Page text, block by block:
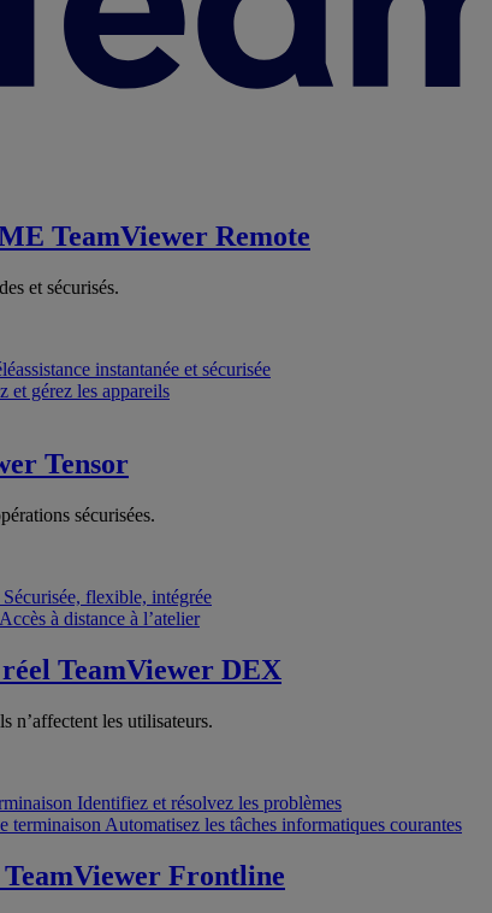
TeamViewer Remote
et sécurisés.
instantanée et sécurisée
et gérez les appareils
Tensor
sécurisées.
Sécurisée, flexible, intégrée
Accès à distance à l’atelier
TeamViewer DEX
n’affectent les utilisateurs.
Identifiez et résolvez les problèmes
terminaison Automatisez les tâches informatiques courantes
TeamViewer Frontline